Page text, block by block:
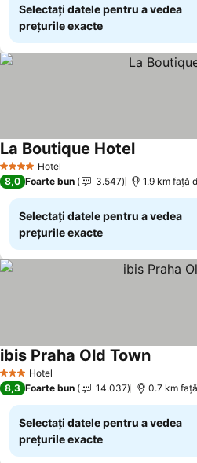
Selectați datele pentru a vedea
prețurile exacte
4 Stele Hotel
La Boutique Hotel
8,0 Foarte bun 3.547 1.9 km faţă
Selectați datele pentru a vedea
prețurile exacte
3 SteleHotel
ibis Praha Old Town
8,3 Foarte bun 14.037 0.7 km
Selectați datele pentru a vedea
prețurile exacte